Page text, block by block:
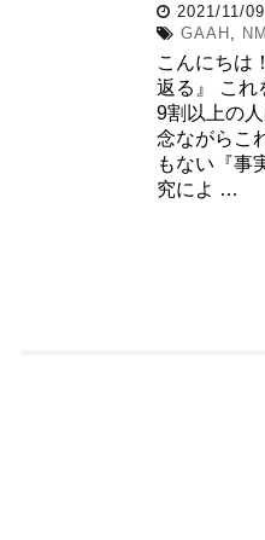
2021/11/
GAAH
こんにちは
返る』 これ
9割以上の
念ながらこ
もない『事
究によ …